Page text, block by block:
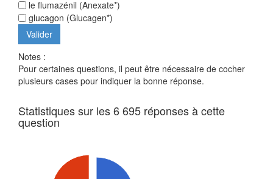
le flumazénil (Anexate*)
glucagon (Glucagen*)
Notes :
Pour certaines questions, il peut être nécessaire de cocher
plusieurs cases pour indiquer la bonne réponse.
Statistiques sur les 6 695 réponses à cette
question